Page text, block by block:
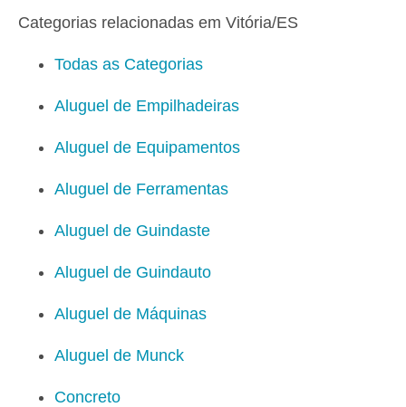
Categorias relacionadas em Vitória/ES
Todas as Categorias
Aluguel de Empilhadeiras
Aluguel de Equipamentos
Aluguel de Ferramentas
Aluguel de Guindaste
Aluguel de Guindauto
Aluguel de Máquinas
Aluguel de Munck
Concreto